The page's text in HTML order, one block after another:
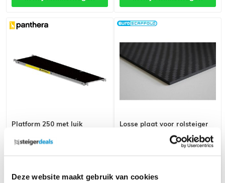
Deze website maakt gebruik van cookies
Platform 250 met luik
Losse plaat voor rolsteiger